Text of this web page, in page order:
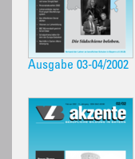
Ausgabe 03-04/2002